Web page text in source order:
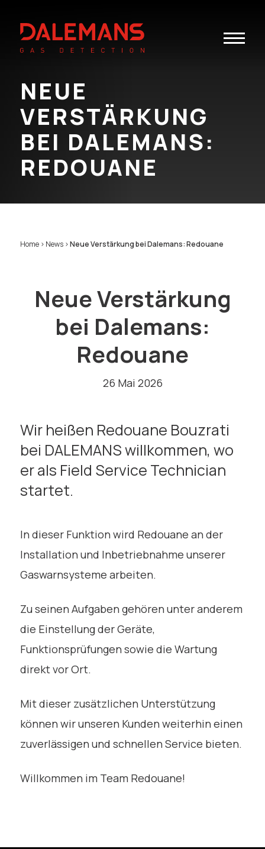
Toggle
NEUE
VERSTÄRKUNG
BEI DALEMANS:
REDOUANE
Home > News >Neue Verstärkung bei Dalemans: Redouane
Neue Verstärkung
bei Dalemans:
Redouane
26 Mai 2026
Wir heißen Redouane Bouzrati
bei DALEMANS willkommen, wo
er als Field Service Technician
startet.
In dieser Funktion wird Redouane an der
Installation und Inbetriebnahme unserer
Gaswarnsysteme arbeiten.
Zu seinen Aufgaben gehören unter anderem
die Einstellung der Geräte,
Funktionsprüfungen sowie die Wartung
direkt vor Ort.
Mit dieser zusätzlichen Unterstützung
können wir unseren Kunden weiterhin einen
zuverlässigen und schnellen Service bieten.
Willkommen im Team Redouane!